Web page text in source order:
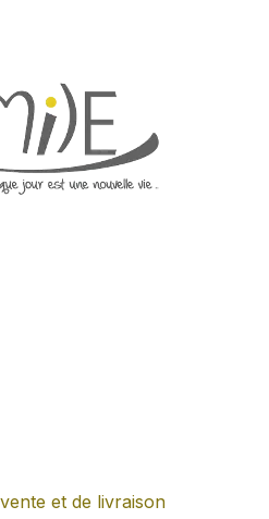
et de livraison